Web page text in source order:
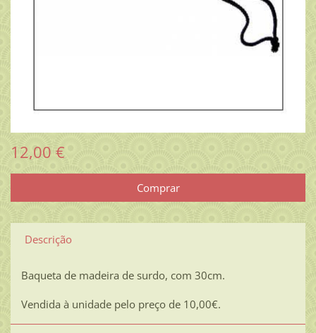
12,00 €
Descrição
Baqueta de madeira de surdo, com 30cm.
Vendida à unidade pelo preço de 10,00€.